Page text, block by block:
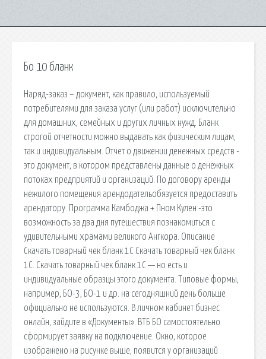
Бо 10 бланк
Наряд-заказ – документ, как правило, используемый
потребителями для заказа услуг (или работ) исключительно
для домашних, семейных и других личных нужд. Бланк
строгой отчетности можно выдавать как физическим лицам,
так и индивидуальным. Отчет о движении денежных средств -
это документ, в котором представлены данные о денежных
потоках предприятий и организаций. По договору аренды
нежилого помещения арендодательобязуется предоставить
арендатору. Программа Камбоджа + Пном Кулен -это
возможность за два дня путешествия познакомиться с
удивительными храмами великого Ангкора. Описание
Скачать товарный чек бланк 1С Скачать товарный чек бланк
1С. Скачать товарный чек бланк 1С — но есть и
индивидуальные образцы этого документа. Типовые формы,
например, БО-3, БО-1 и др. на сегодняшний день больше
официально не используются. В личном кабинет бизнес
онлайн, зайдите в «Документы». ВТБ БО самостоятельно
сформирует заявку на подключение. Окно, которое
изображено на рисунке выше, появится у организаций